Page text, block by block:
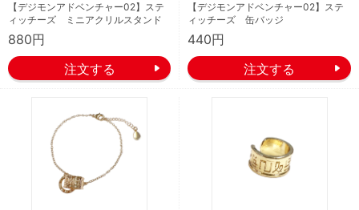
【デジモンアドベンチャー02】ステ
ィッチーズ ミニアクリルスタンド
880円
【デジモンアドベンチャー02】ステ
ィッチーズ 缶バッジ
440円